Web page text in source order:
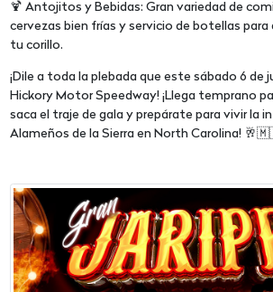
🍹 Antojitos y Bebidas: Gran variedad de
cervezas bien frías y servicio de botellas
tu corillo.
¡Dile a toda la plebada que este sábado 6 de
Hickory Motor Speedway! ¡Llega temprano
saca el traje de gala y prepárate para vivir la
Alameños de la Sierra en North Carolina!